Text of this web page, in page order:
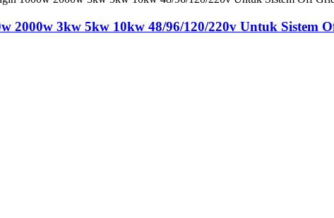
2000w 3kw 5kw 10kw 48/96/120/220v Untuk Sistem